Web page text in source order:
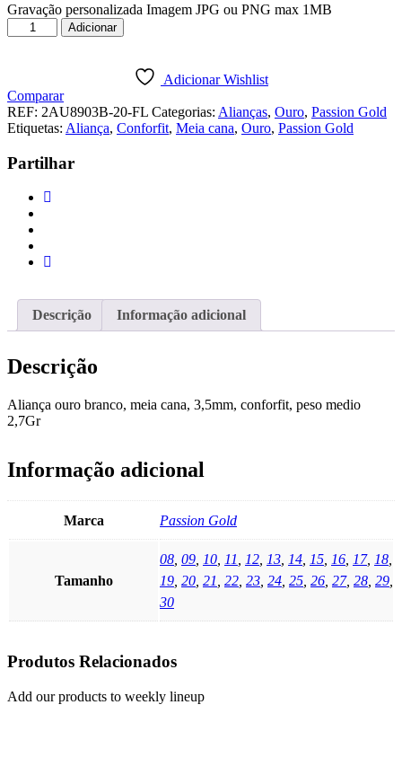
Gravação personalizada Imagem JPG ou PNG max 1MB
Quantidade
de
BRANCO
PASSION
GOLD
19K
Adicionar
Adicionar Wishlist
Comparar
REF: 2AU8903B-20-FL Categorias: Alianças, Ouro, Passion Gold
Etiquetas: Aliança, Conforfit, Meia cana, Ouro, Passion Gold
Partilhar
Descrição Informação adicional
Descrição
Aliança ouro branco, meia cana, 3,5mm, conforfit, peso medio
2,7Gr
Informação adicional
Marca Passion Gold
Tamanho
08 09 10 11 12 13 14 15 16 17, 18
19 20 21 22 23 24 25 26 27, 28 29
30
Produtos Relacionados
Add our products to weekly lineup